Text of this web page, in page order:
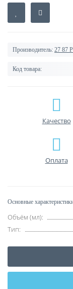
Производитель: 27 87
Код товара:
Качество
Оплата
Основные
Объём (мл):
Тип: